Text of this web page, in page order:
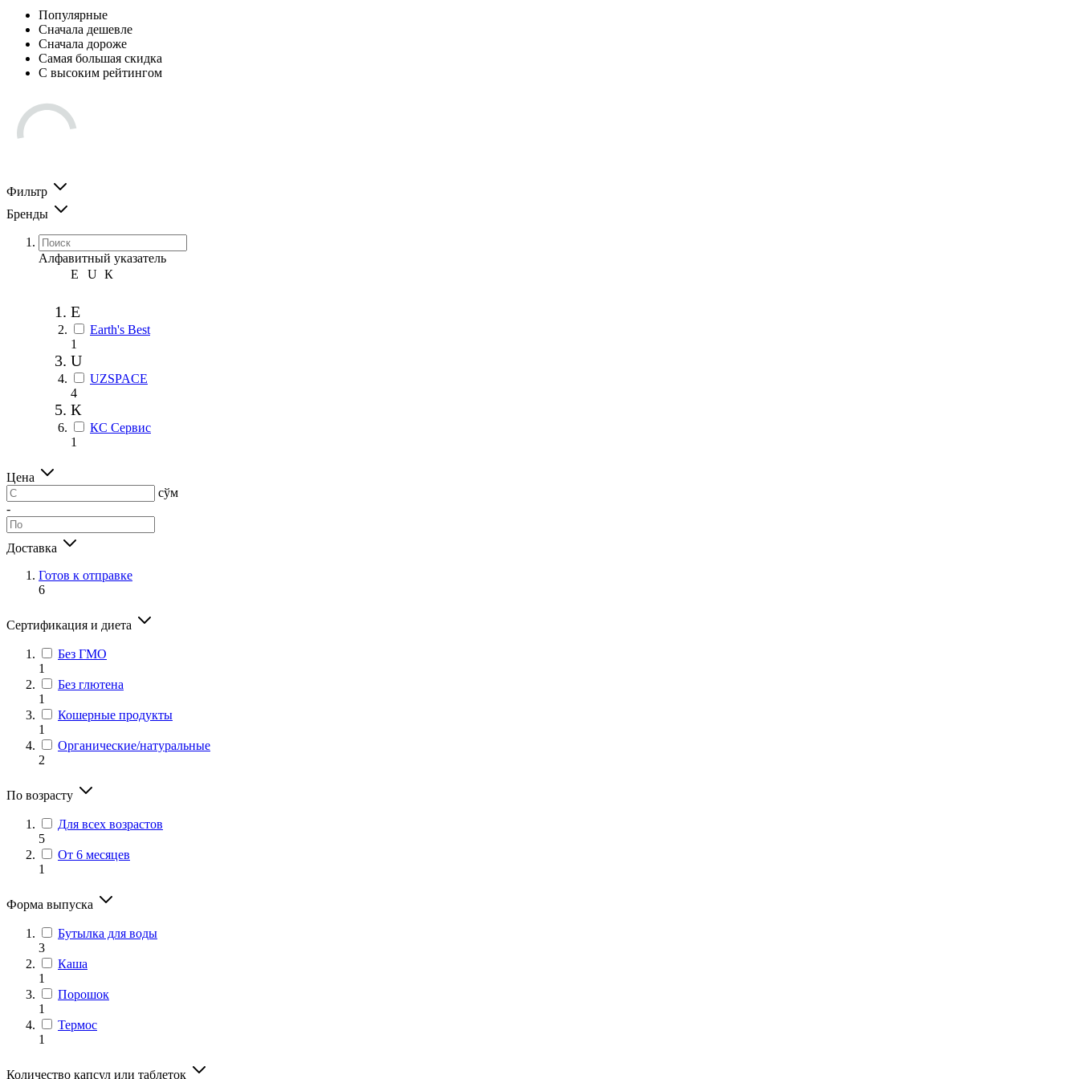
Популярные
Сначала дешевле
Сначала дороже
Самая большая скидка
С высоким рейтингом
Фильтр
Бренды
Алфавитный указатель
E
U К
E
Earth's Best
1
U
UZSPACE
4
К
КС Сервис
1
Цена
сўм
-
Доставка
Готов к отправке
6
Сертификация и диета
Без ГМО
1
Без глютена
1
Кошерные продукты
1
Органические/натуральные
2
По возрасту
Для всех возрастов
5
От 6 месяцев
1
Форма выпуска
Бутылка для воды
3
Каша
1
Порошок
1
Термос
1
Количество капсул или таблеток